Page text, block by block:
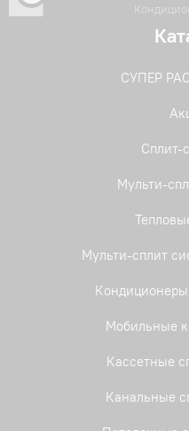
СУПЕР
Сплит-
Мульти-
Мульти-сплит
Мобильные
Кассетные
Канальные